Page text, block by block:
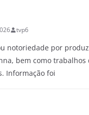
tvp6
notoriedade por
bem como trabalhos
Informação foi